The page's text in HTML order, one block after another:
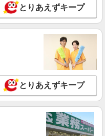
区
詳細を見る
第1営業部
介護士
1500円 ※資格や経験などによ
とりあえずキープ
とりあえずキープ